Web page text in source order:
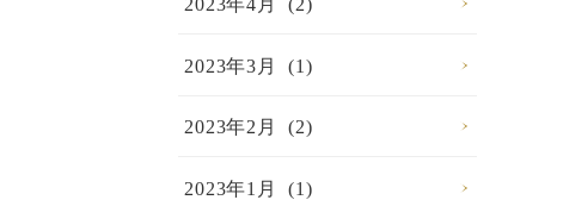
2023年4月 (2)
2023年3月 (1)
2023年2月 (2)
2023年1月 (1)